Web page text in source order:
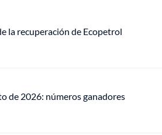
la recuperación de Ecopetrol
de 2026: números ganadores